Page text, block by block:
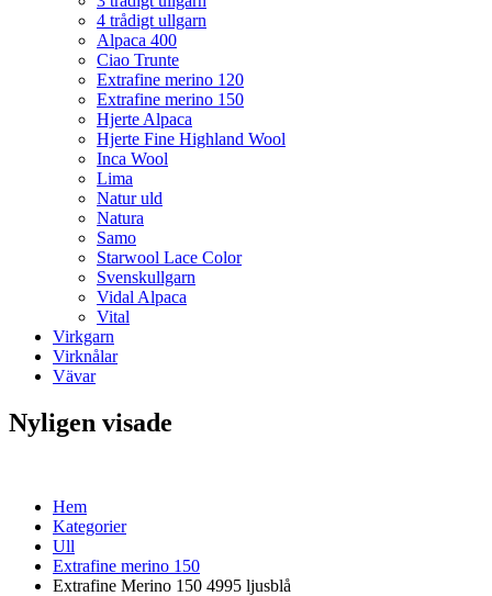
4 trådigt ullgarn
Alpaca 400
Ciao Trunte
Extrafine merino 120
Extrafine merino 150
Hjerte Alpaca
Hjerte Fine Highland Wool
Inca Wool
Lima
Natur uld
Natura
Samo
Starwool Lace Color
Svenskullgarn
Vidal Alpaca
Vital
Virkgarn
Virknålar
Vävar
Nyligen visade
Hem
Kategorier
Ull
Extrafine merino 150
Extrafine Merino 150 4995 ljusblå